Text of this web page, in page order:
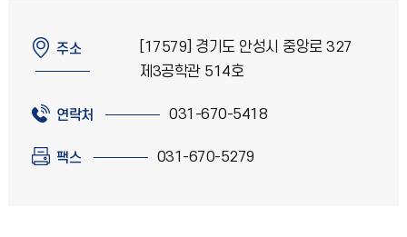
주소
[17579] 경기도 안성시 중앙로 327
제3공학관 514호
연락처 031-670-5418
팩스 031-670-5279